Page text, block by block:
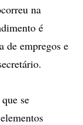
na
é
de empregos e
se